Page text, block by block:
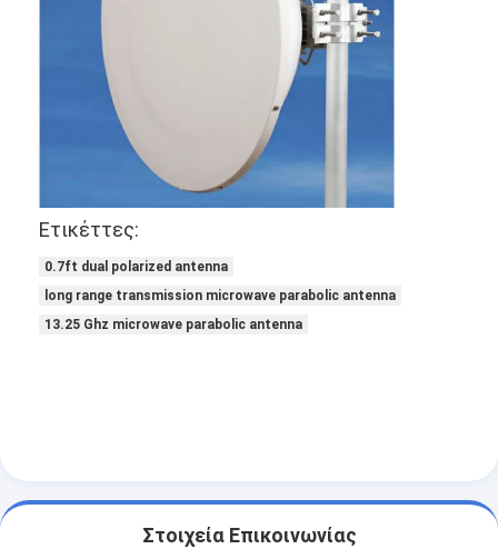
Ελλειπτικός οδηγός κυμάτων
Συσκευές για κεραίες μικροκυμάτων
Ετικέττες:
0.7ft dual polarized antenna
long range transmission microwave parabolic antenna
13.25 Ghz microwave parabolic antenna
Στοιχεία Επικοινωνίας